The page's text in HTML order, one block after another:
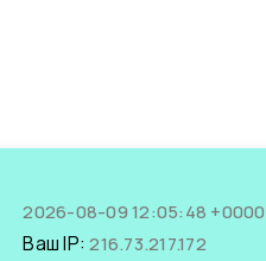
2026-08-09 12:05:48 +0000
Ваш IP:216.73.217.172